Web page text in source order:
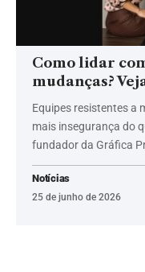
Como lidar
mudanças?
Equipes resistentes a
mais insegurança do
fundador da Gráfica
Notícias
25 de junho de 2026